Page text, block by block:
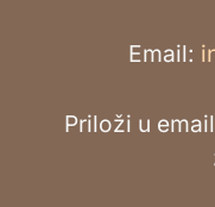
Email:
Priloži u